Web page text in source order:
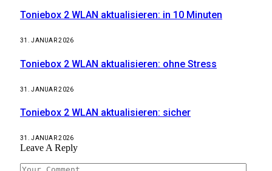
Toniebox 2 WLAN aktualisieren: in 10 Minuten
31. JANUAR 2026
Toniebox 2 WLAN aktualisieren: ohne Stress
31. JANUAR 2026
Toniebox 2 WLAN aktualisieren: sicher
31. JANUAR 2026
Leave A Reply